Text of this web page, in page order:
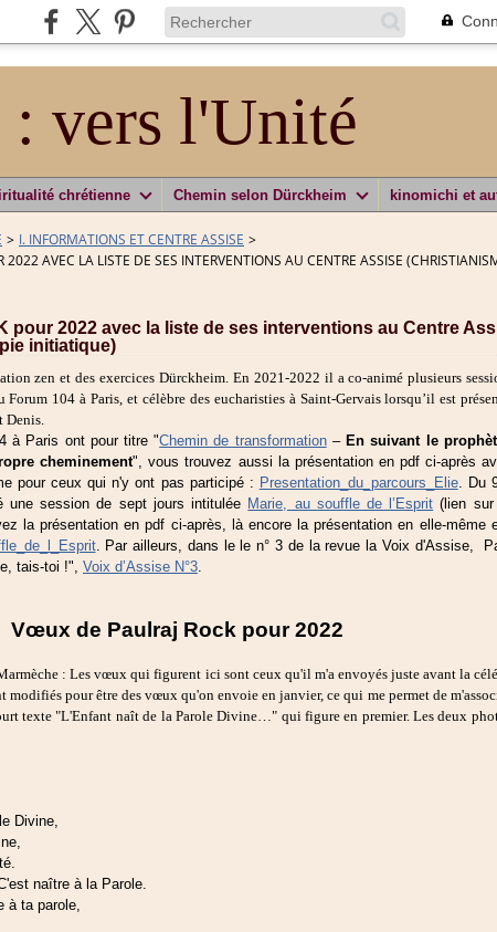
: vers l'Unité
chrétienne Chemin selon Dürckheim kinomichi et
> I. INFORMATIONS ET CENTRE ASSISE >
AVEC LA LISTE DE SES INTERVENTIONS AU CENTRE ASSISE
pour 2022 avec la liste de ses interventions au Centre
initiatique)
zen et des exercices Dürckheim. En 2021-2022 il a co-animé plusieurs
Forum 104 à Paris, et célèbre des eucharisties à Saint-Gervais lorsqu’il est
Denis.
à Paris ont pour titre "Chemin de transformation– En suivant le
cheminement", vous trouvez aussi la présentation en pdf ci-après
pour ceux qui n'y ont pas participé : Presentation_du_parcours_Elie. Du
une session de sept jours intitulée Marie, au souffle de l’Esprit (lien
la présentation en pdf ci-après, là encore la présentation en elle-même
. Par ailleurs, dans le le n° 3 de la revue la Voix d'Assise,
tais-toi !", Voix d’Assise N°3.
Vœux de Paulraj Rock pour 2022
: Les vœux qui figurent ici sont ceux qu'il m'a envoyés juste avant la
modifiés pour être des vœux qu'on envoie en janvier, ce qui me permet de
texte "L'Enfant naît de la Parole Divine…" qui figure en premier. Les deux
Divine,
naître à la Parole.
ta parole,